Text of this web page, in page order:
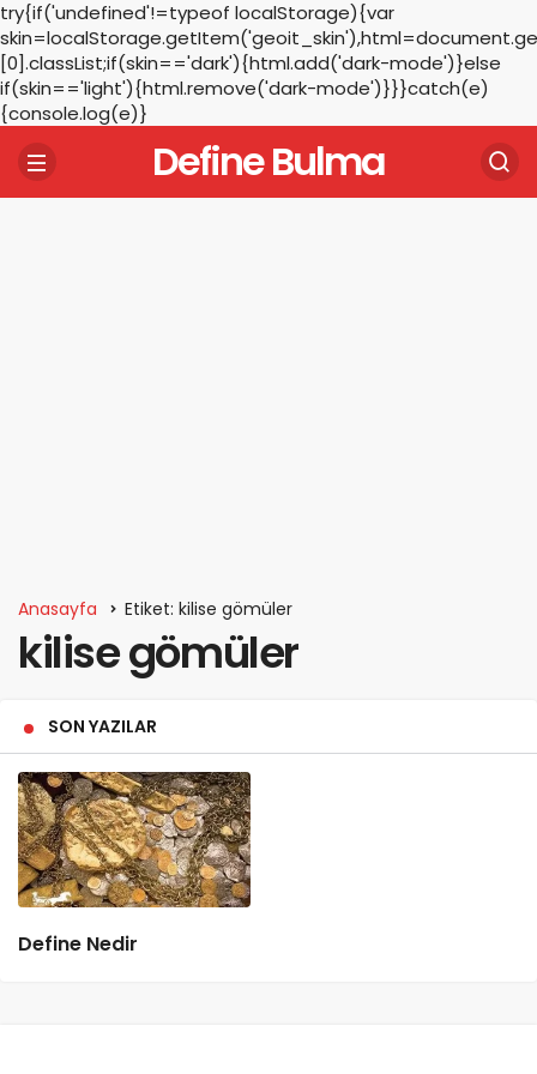
try{if('undefined'!=typeof localStorage){var
[0].classList;if(skin=='dark'){html.add('dark-mode')}else
if(skin=='light'){html.remove('dark-mode')}}}catch(e)
{console.log(e)}
Define Bulma
Anasayfa Etiket: kilise gömüler
kilise gömüler
SON YAZILAR
Define Nedir